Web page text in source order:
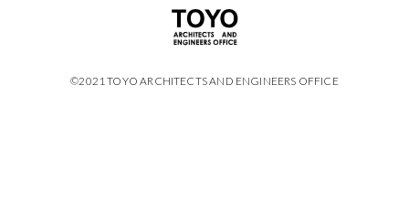
©2021 TOYO ARCHITECTS AND ENGINEERS OFFICE